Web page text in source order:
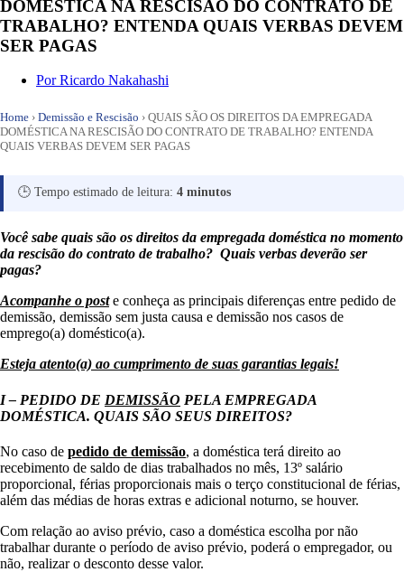
DOMÉSTICA NA RESCISÃO DO CONTRATO DE
TRABALHO? ENTENDA QUAIS VERBAS DEVEM
SER PAGAS
PorRicardo Nakahashi
Home › Demissão e Rescisão › QUAIS SÃO OS DIREITOS DA EMPREGADA
DOMÉSTICA NA RESCISÃO DO CONTRATO DE TRABALHO? ENTENDA
QUAIS VERBAS DEVEM SER PAGAS
🕒 Tempo estimado de leitura: 4 minutos
Você sabe quais são os direitos da empregada doméstica no momento
da rescisão do contrato de trabalho? Quais verbas deverão ser
pagas?
Acompanhe o poste conheça as principais diferenças entre pedido de
demissão, demissão sem justa causa e demissão nos casos de
emprego(a) doméstico(a).
Esteja atento(a) ao cumprimento de suas garantias legais!
I – PEDIDO DE DEMISSÃO PELA EMPREGADA
DOMÉSTICA. QUAIS SÃO SEUS DIREITOS?
No caso de pedido de demissão, a doméstica terá direito ao
recebimento de saldo de dias trabalhados no mês, 13º salário
proporcional, férias proporcionais mais o terço constitucional de férias,
além das médias de horas extras e adicional noturno, se houver.
Com relação ao aviso prévio, caso a doméstica escolha por não
trabalhar durante o período de aviso prévio, poderá o empregador, ou
não, realizar o desconto desse valor.